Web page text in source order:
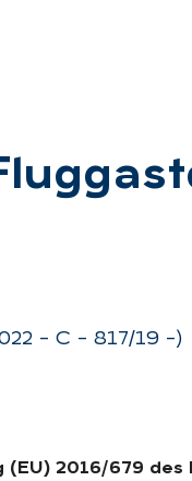
– C – 817/19 –)
2016/679 des